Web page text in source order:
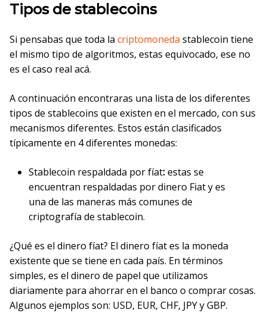
Tipos de stablecoins
Si pensabas que toda la criptomoneda stablecoin tiene
el mismo tipo de algoritmos, estas equivocado, ese no
es el caso real acá.
A continuación encontraras una lista de los diferentes
tipos de stablecoins que existen en el mercado, con sus
mecanismos diferentes. Estos están clasificados
típicamente en 4 diferentes monedas:
Stablecoin respaldada por fíat:estas se
encuentran respaldadas por dinero Fiat y es
una de las maneras más comunes de
criptografía de stablecoin.
¿Qué es el dinero fíat? El dinero fíat es la moneda
existente que se tiene en cada país. En términos
simples, es el dinero de papel que utilizamos
diariamente para ahorrar en el banco o comprar cosas.
Algunos ejemplos son: USD, EUR, CHF, JPY y GBP.